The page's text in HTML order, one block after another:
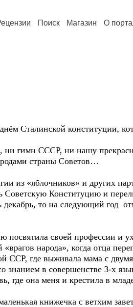
Поиск Магазин О
Сталинской конституции,
ни гимн СССР, ни нашу
страны Советов…
из «яблочников» и других
Конституцию и
то на следующий год
своей профессии и
народа», когда отца
ССР, где выживала мама с
в совершенстве 3-х
где она меня и крестила в
книжечка с ветхим